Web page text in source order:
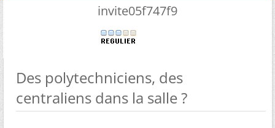
invite05f747f9
Des polytechniciens, des
centraliens dans la salle ?